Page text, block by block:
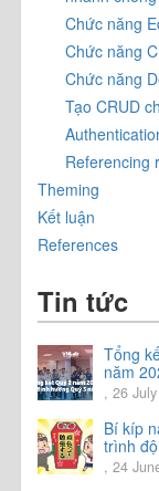
Chức năng
Chức năng
Chức năng
Tạo CRUD
Referencing
Theming
Kết luận
References
Tin tức
Tổng
năm
Chia
hướng
năm
, 26
Bí kíp
trình
tiếng
, 24